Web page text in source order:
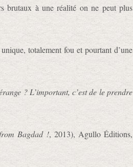
brutaux à une réalité on ne peut plus
totalement fou et pourtant d’une
? L’important, c’est de le prendre
Bagdad !, 2013), Agullo Éditions,